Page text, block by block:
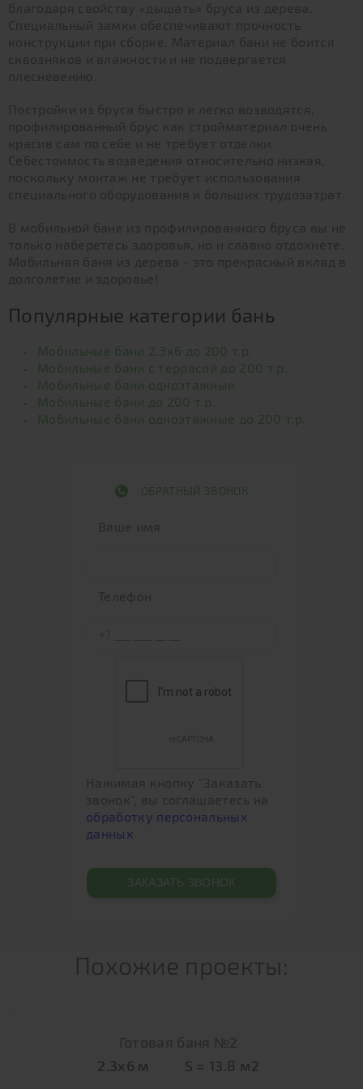
Популярные категории бань
Мобильные бани 2.3х6 до 200 т.р.
Мобильные бани с террасой до 200 т.р.
Мобильные бани одноэтажные
Мобильные бани до 200 т.р.
Мобильные бани одноэтажные до 200 т.р.
ОБРАТНЫЙ ЗВОНОК
Ваше имя
Телефон
Нажимая кнопку "Заказать
звонок", вы соглашаетесь на
обработку персональных
данных
Похожие проекты:
Готовая баня №2
2.3х6 м S = 13.8 м2